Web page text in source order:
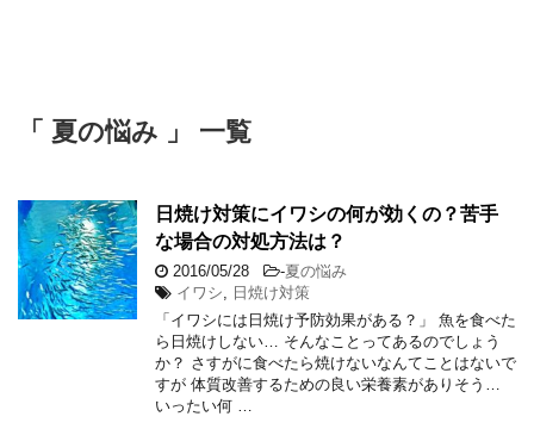
「 夏の悩み 」 一覧
日焼け対策にイワシの何が効くの？苦手
な場合の対処方法は？
2016/05/28 -夏の悩み
イワシ
日焼け対策
「イワシには日焼け予防効果がある？」 魚を食べた
ら日焼けしない… そんなことってあるのでしょう
か？ さすがに食べたら焼けないなんてことはないで
すが 体質改善するための良い栄養素がありそう…
いったい何 …